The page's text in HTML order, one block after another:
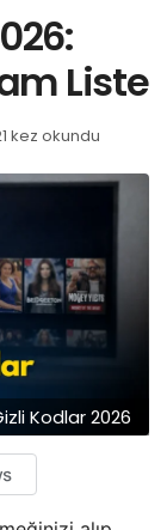
Liste
kez okundu
Kodlar 2026